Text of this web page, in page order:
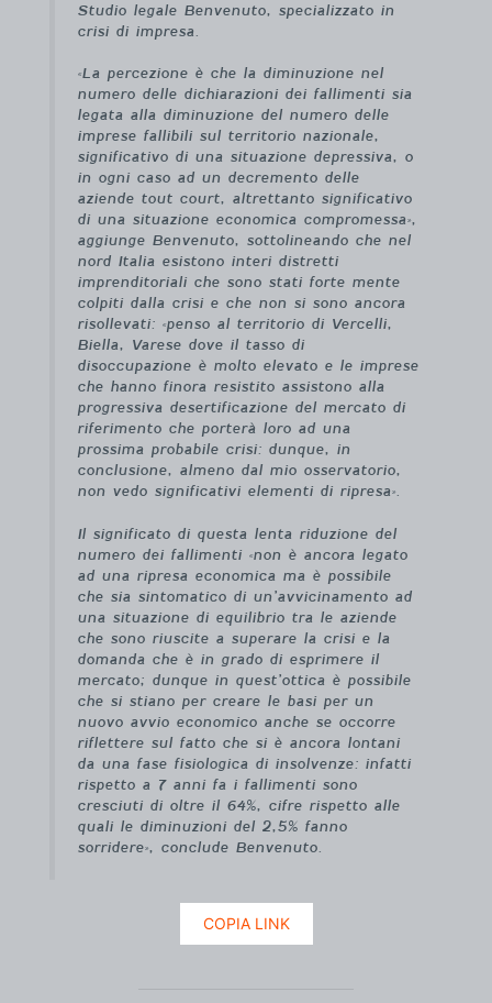
Studio legale Benvenuto, specializzato in
crisi di impresa.
«La percezione è che la diminuzione nel
numero delle dichiarazioni dei fallimenti sia
legata alla diminuzione del numero delle
imprese fallibili sul territorio nazionale,
significativo di una situazione depressiva, o
in ogni caso ad un decremento delle
aziende tout court, altrettanto significativo
di una situazione economica compromessa»,
aggiunge Benvenuto, sottolineando che nel
nord Italia esistono interi distretti
imprenditoriali che sono stati forte mente
colpiti dalla crisi e che non si sono ancora
risollevati: «penso al territorio di Vercelli,
Biella, Varese dove il tasso di
disoccupazione è molto elevato e le imprese
che hanno finora resistito assistono alla
progressiva desertificazione del mercato di
riferimento che porterà loro ad una
prossima probabile crisi: dunque, in
conclusione, almeno dal mio osservatorio,
non vedo significativi elementi di ripresa».
Il significato di questa lenta riduzione del
numero dei fallimenti «non è ancora legato
ad una ripresa economica ma è possibile
che sia sintomatico di un’avvicinamento ad
una situazione di equilibrio tra le aziende
che sono riuscite a superare la crisi e la
domanda che è in grado di esprimere il
mercato; dunque in quest’ottica è possibile
che si stiano per creare le basi per un
nuovo avvio economico anche se occorre
riflettere sul fatto che si è ancora lontani
da una fase fisiologica di insolvenze: infatti
rispetto a 7 anni fa i fallimenti sono
cresciuti di oltre il 64%, cifre rispetto alle
quali le diminuzioni del 2,5% fanno
sorridere», conclude Benvenuto.
COPIA LINK